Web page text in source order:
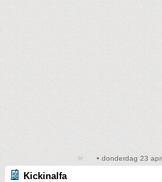
• donderdag 23
Kickinalfa